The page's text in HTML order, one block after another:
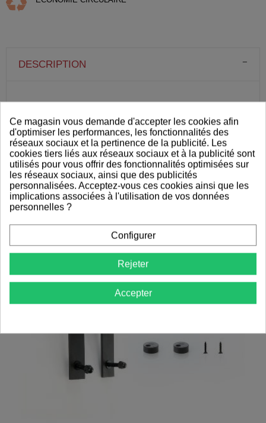
DESCRIPTION
DÉTAILS DU PRODUIT
VOUS AIMEREZ AUSSI
Ce magasin vous demande d'accepter les cookies afin
d'optimiser les performances, les fonctionnalités des
réseaux sociaux et la pertinence de la publicité. Les
cookies tiers liés aux réseaux sociaux et à la publicité sont
utilisés pour vous offrir des fonctionnalités optimisées sur
les réseaux sociaux, ainsi que des publicités
personnalisées. Acceptez-vous ces cookies ainsi que les
implications associées à l'utilisation de vos données
personnelles ?
Configurer
Rejeter
Accepter